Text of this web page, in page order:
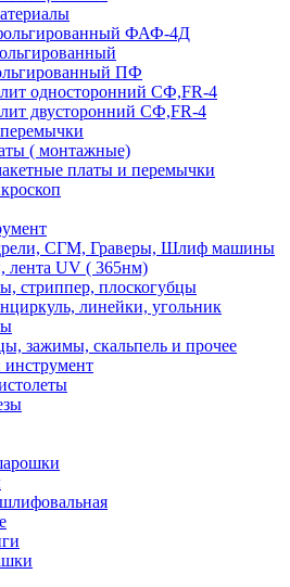
ФАФ-4Д
ПФ
односторонний CФ,FR-4
двусторонний СФ,FR-4
( монтажные)
платы и перемычки
СГМ, Граверы, Шлиф машины
лента UV ( 365нм)
cтриппер, плоскогубцы
линейки, угольник
зажимы, скальпель и прочее